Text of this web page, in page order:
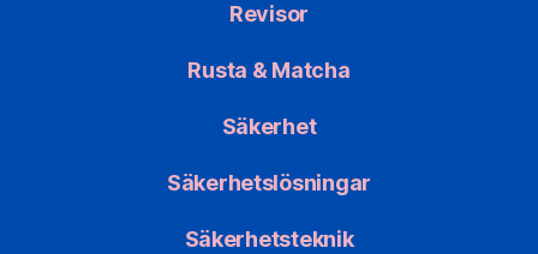
Revisor
Rusta & Matcha
Säkerhet
Säkerhetslösningar
Säkerhetsteknik